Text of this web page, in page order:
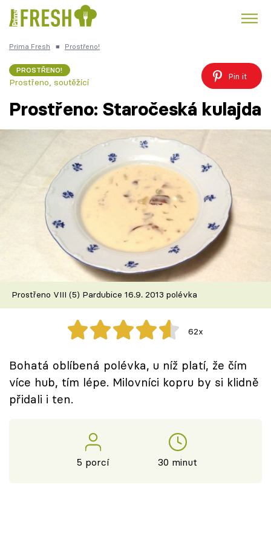
Česká kuchyně
Témata
Recepty
Články
TV Program
Recepty z TV
Speciál: Cuketa
Těhotnej kuchař
Sledujte prima+
Prima Fresh ■ Prostřeno!
PROSTŘENO!
Prostřeno, soutěžící
Pin it
Prostřeno: Staročeská kulajda
Prostřeno VIII (5) Pardubice 16.9. 2013 polévka
62x
Bohatá oblíbená polévka, u níž platí, že čím
více hub, tím lépe. Milovníci kopru by si klidně
přidali i ten.
5 porcí 30 minut